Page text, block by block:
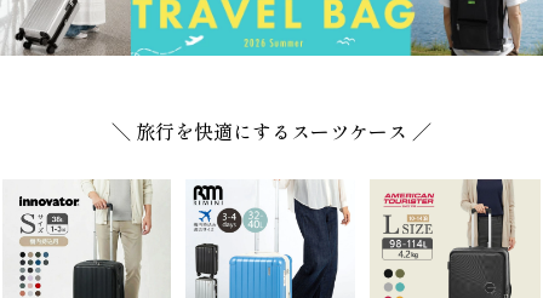
＼ 旅行を快適にするスーツケース ／